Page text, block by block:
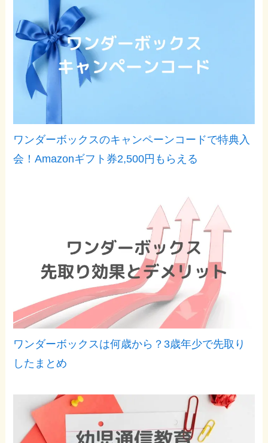
ワンダーボックスのキャンペーンコードで特典入
会！Amazonギフト券2,500円もらえる
ワンダーボックスは何歳から？3歳年少で先取り
したまとめ